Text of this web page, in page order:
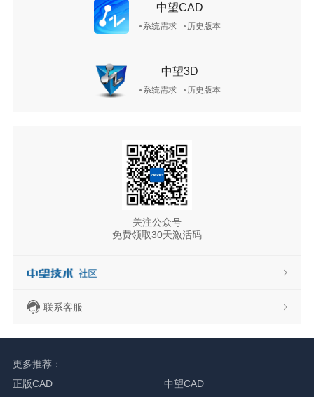
中望CAD
系统需求 历史版本
中望3D
系统需求 历史版本
关注公众号
免费领取30天激活码
联系客服
更多推荐：
正版CAD
中望CAD